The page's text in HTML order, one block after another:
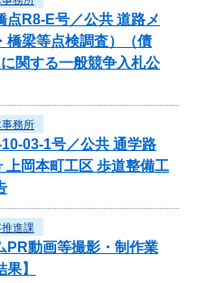
点R8-E号／公共 道路メ
橋梁等点検調査）（債
関する一般競争入札公
務所
03-1号／公共 通学路
岡本町工区 歩道整備工
進課
PR動画等撮影・制作業
】